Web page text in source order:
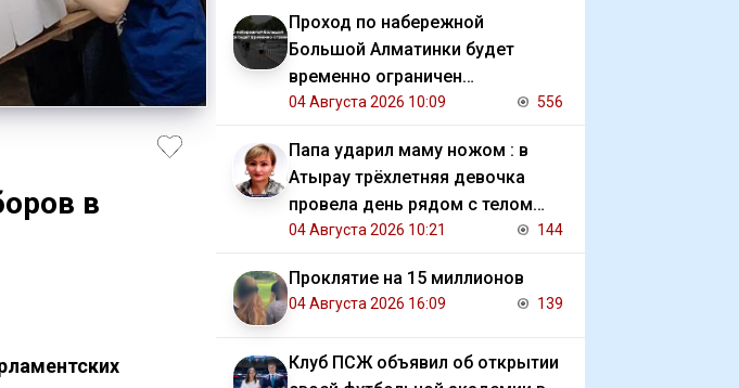
в
Проход по набережной
Большой Алматинки будет
временно ограничен
Аналитический интернет журнал
04 Августа 2026 10:09 556
Папа ударил маму ножом : в
Атырау трёхлетняя девочка
провела день рядом с телом
убитой матери
04 Августа 2026 10:21 144
Проклятие на 15 миллионов
04 Августа 2026 16:09 139
Клуб ПСЖ объявил об открытии